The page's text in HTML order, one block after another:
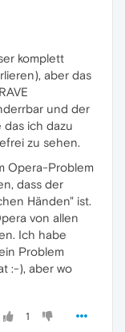
komplett
aber das
und der
ich dazu
zu sehen.
Opera-Problem
dass der
Händen" ist.
von allen
Ich habe
Problem
:-), aber wo
1